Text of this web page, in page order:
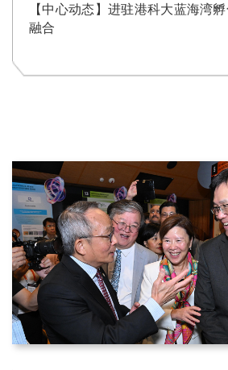
【中心动态】进驻港科大蓝海湾
融合